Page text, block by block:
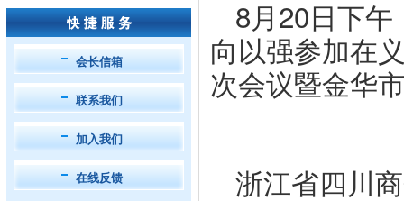
会长信箱
联系我们
加入我们
在线反馈
8月 20 日下
向以强参加在
次会议暨金华
浙江省四川